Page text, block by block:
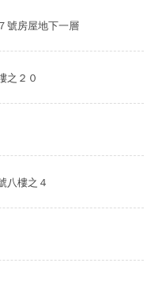
號房屋地下一層
之２０
八樓之４